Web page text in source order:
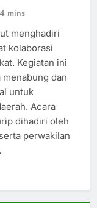
4 mins
menghadiri
kolaborasi
Kegiatan ini
dan
untuk
Acara
dihadiri oleh
perwakilan